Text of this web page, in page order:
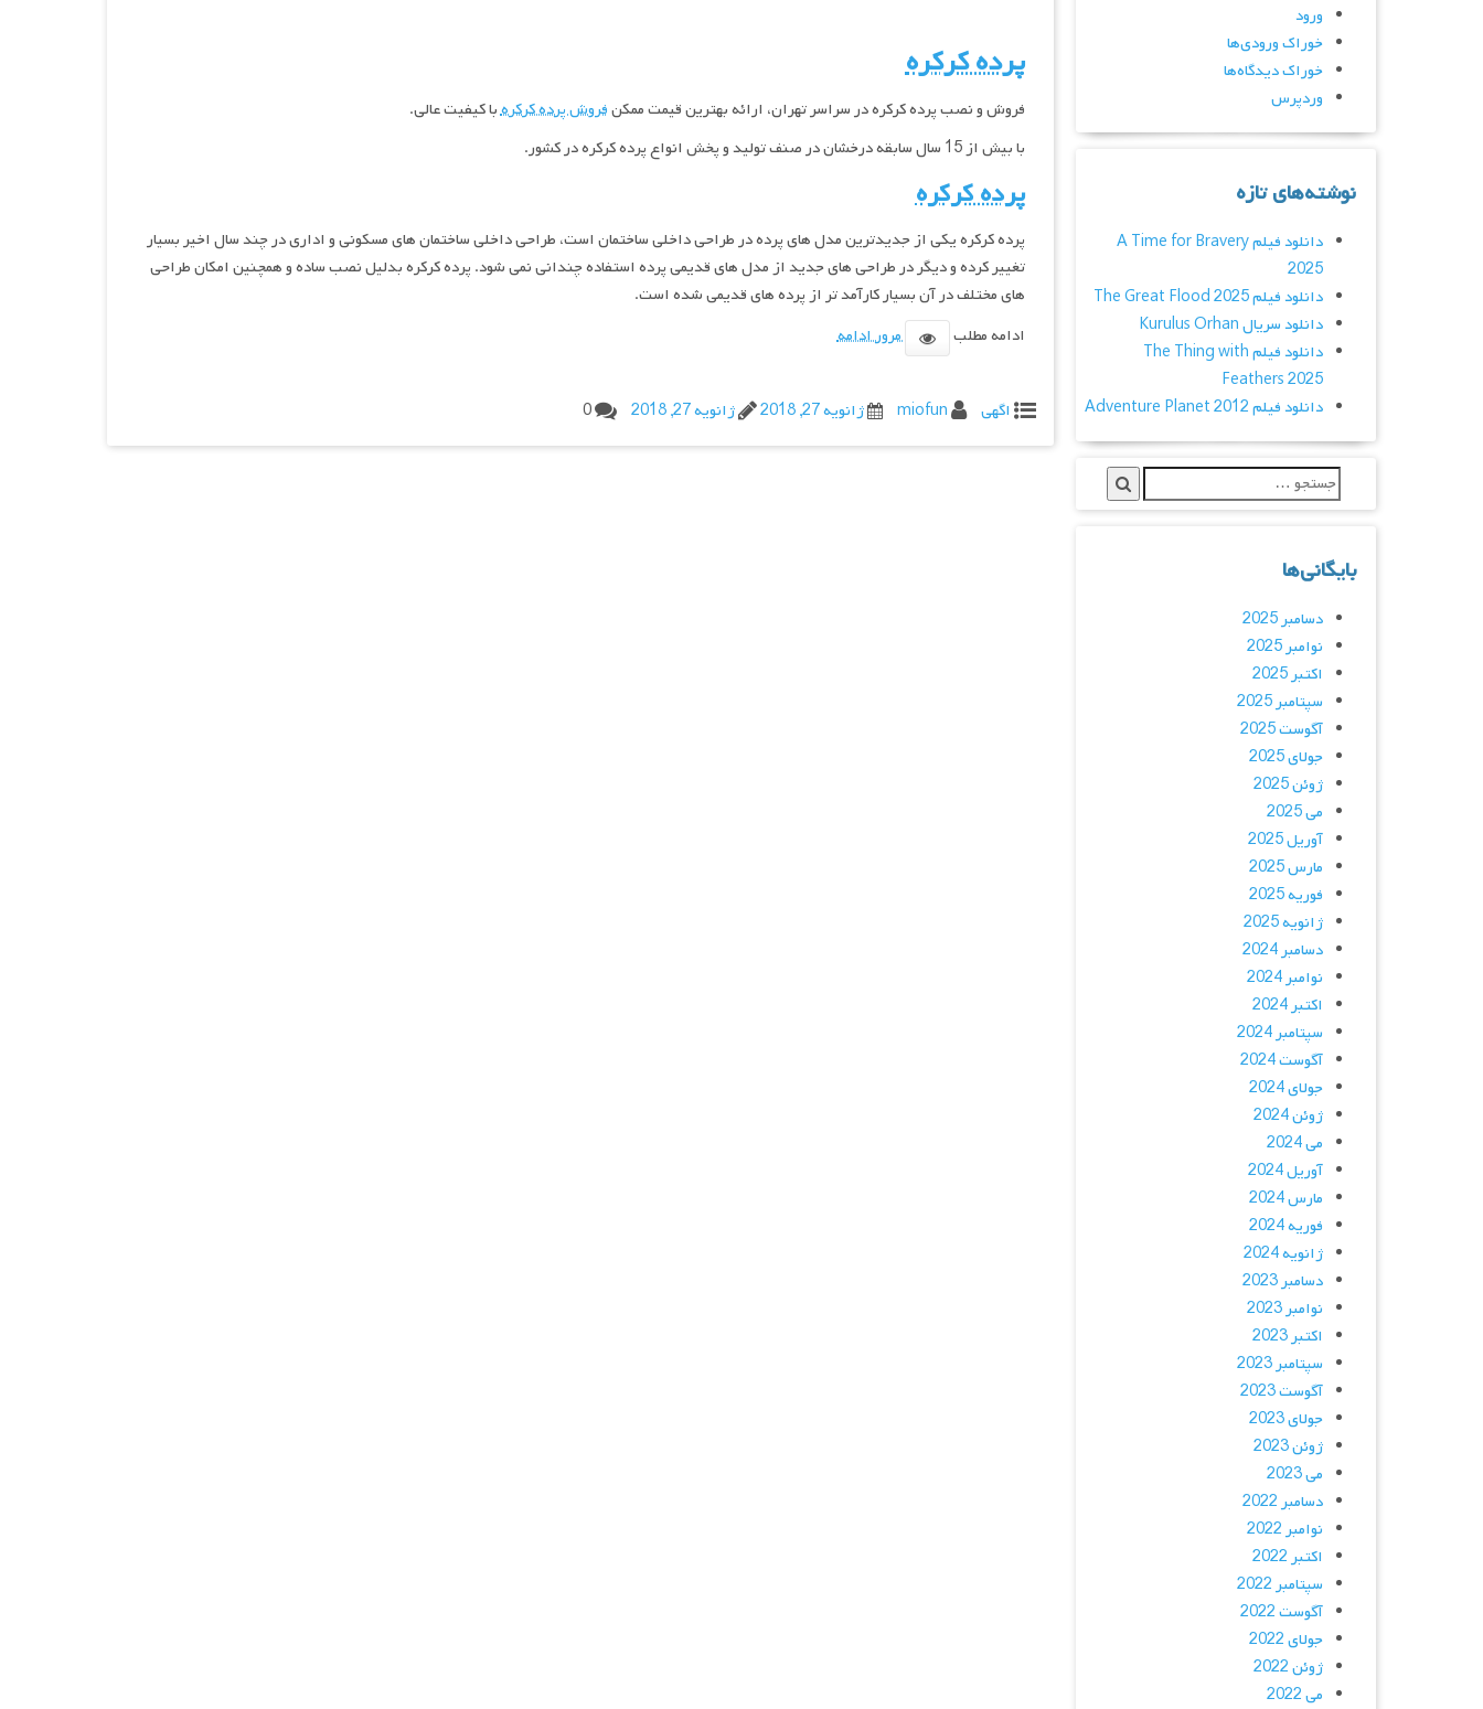
پرده کرکره
فروش و نصب پرده کرکره در سراسر تهران، ارائه بهترین قیمت ممکنفروش پرده کرکرهبا کیفیت عالی.
با بیش از 15 سال سابقه درخشان در صنف تولید و پخش انواع پرده کرکره در کشور.
پرده کرکره
پرده کرکره یکی از جدیدترین مدل های پرده در طراحی داخلی ساختمان است، طراحی داخلی ساختمان های مسکونی و اداری در چند سال اخیر بسیار
تغییر کرده و دیگر در طراحی های جدید از مدل های قدیمی پرده استفاده چندانی نمی شود. پرده کرکره بدلیل نصب ساده و همچنین امکان طراحی
های مختلف در آن بسیار کارآمد تر از پرده های قدیمی شده است.
ادامه مطلب
مرور ادامه
اگهی miofun ژانویه 27, 2018 ژانویه 27, 2018 0
ورود
خوراک ورودی‌ها
خوراک دیدگاه‌ها
وردپرس
نوشته‌های تازه
دانلود فیلم A Time for Bravery
2025
دانلود فیلم The Great Flood 2025
دانلود سریال Kurulus Orhan
دانلود فیلم The Thing with
Feathers 2025
دانلود فیلم Adventure Planet 2012
بایگانی‌ها
دسامبر 2025
نوامبر 2025
اکتبر 2025
سپتامبر 2025
آگوست 2025
جولای 2025
ژوئن 2025
می 2025
آوریل 2025
مارس 2025
فوریه 2025
ژانویه 2025
دسامبر 2024
نوامبر 2024
اکتبر 2024
سپتامبر 2024
آگوست 2024
جولای 2024
ژوئن 2024
می 2024
آوریل 2024
مارس 2024
فوریه 2024
ژانویه 2024
دسامبر 2023
نوامبر 2023
اکتبر 2023
سپتامبر 2023
آگوست 2023
جولای 2023
ژوئن 2023
می 2023
دسامبر 2022
نوامبر 2022
اکتبر 2022
سپتامبر 2022
آگوست 2022
جولای 2022
ژوئن 2022
می 2022